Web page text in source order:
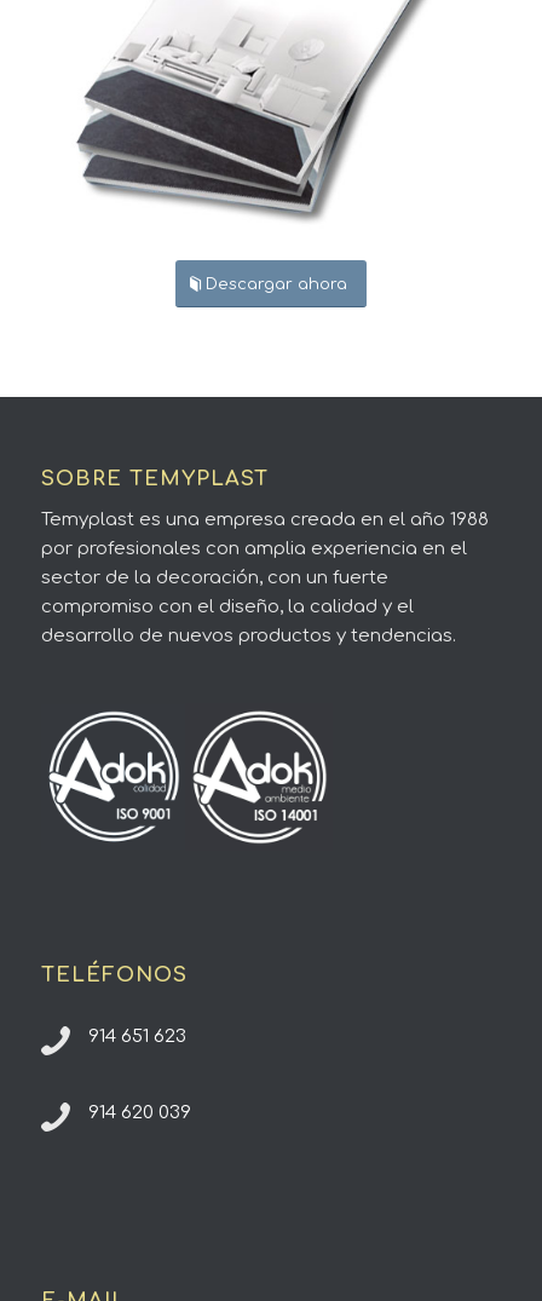
Descargar ahora
SOBRE TEMYPLAST
Temyplast es una empresa creada en el año 1988
por profesionales con amplia experiencia en el
sector de la decoración, con un fuerte
compromiso con el diseño, la calidad y el
desarrollo de nuevos productos y tendencias.
TELÉFONOS
914 651 623
914 620 039